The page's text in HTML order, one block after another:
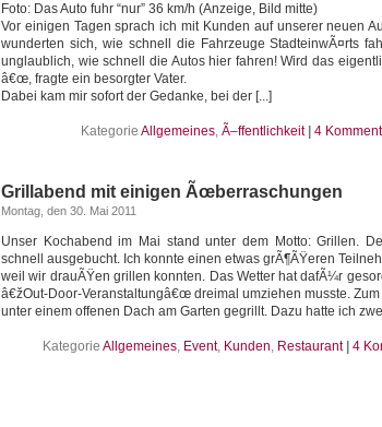
Foto: Das Auto fuhr “nur” 36 km/h (Anzeige, Bild mitte)
Vor einigen Tagen sprach ich mit Kunden auf unserer neuen
wunderten sich, wie schnell die Fahrzeuge StadteinwÃ¤rts
unglaublich, wie schnell die Autos hier fahren! Wird das
â€œ, fragte ein besorgter Vater.
Dabei kam mir sofort der Gedanke, bei der [...]
Kategorie Allgemeines, Ã–ffentlichkeit 4
Grillabend mit einigen Ãœberraschungen
Montag, den 30. Mai 2011
Unser Kochabend im Mai stand unter dem Motto: Grillen.
schnell ausgebucht. Ich konnte einen etwas grÃ¶ÃŸeren
weil wir drauÃŸen grillen konnten. Das Wetter hat dafÃ¼r
â€žOut-Door-Veranstaltungâ€œ dreimal umziehen musste.
unter einem offenen Dach am Garten gegrillt. Dazu hatte ich
Kategorie Allgemeines, Event, Kunden, Restaurant 4